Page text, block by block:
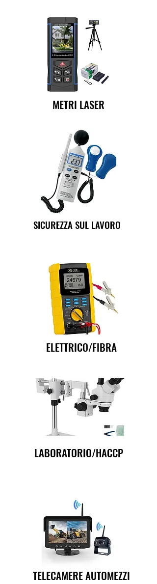
METRI LASER
SICUREZZA SUL LAVORO
ELETTRICO/FIBRA
LABORATORIO/HACCP
TELECAMERE AUTOMEZZI